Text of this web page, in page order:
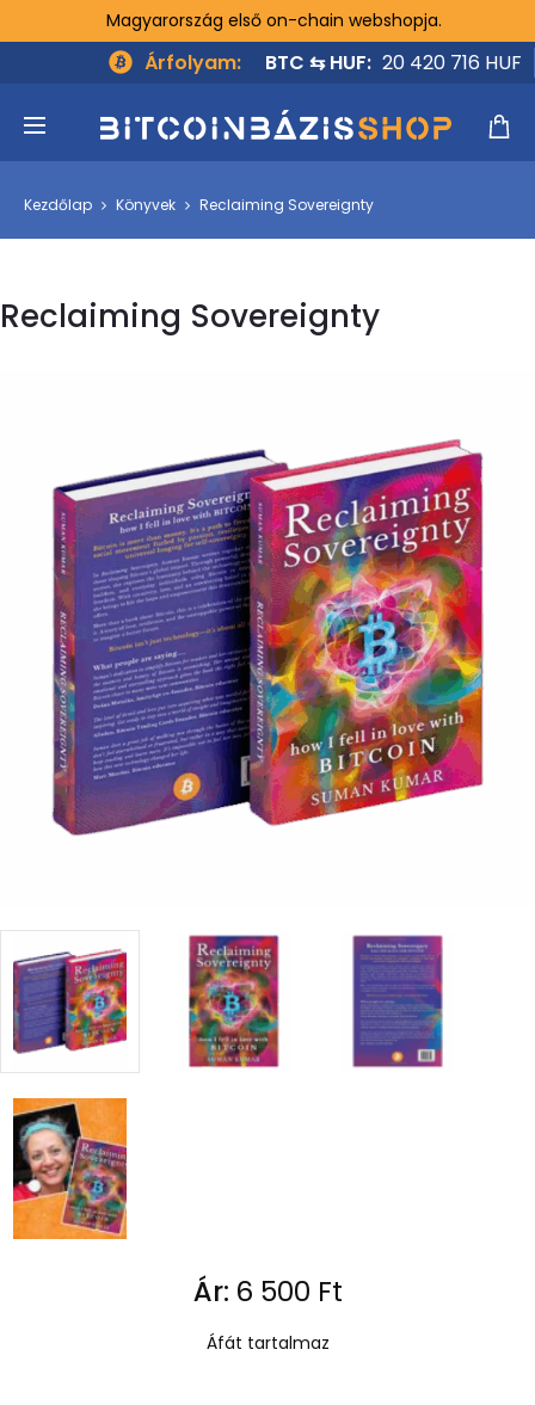
Magyarország első on-chain webshopja.
Árfolyam: BTC ⇆ HUF: 20 420 716 HUF
Kezdőlap Könyvek Reclaiming Sovereignty
Reclaiming Sovereignty
Ár: 6 500 Ft
Áfát tartalmaz